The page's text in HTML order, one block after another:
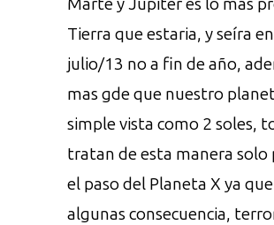
Tierra que estaria, y seíra
julio/13 no a fin de año,
mas gde que nuestro
simple vista como 2 soles,
tratan de esta manera solo
el paso del Planeta X ya
algunas consecuencia,